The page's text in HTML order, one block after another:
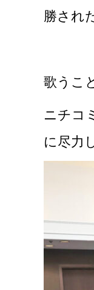
勝され
歌うこ
ニチコ
に尽力